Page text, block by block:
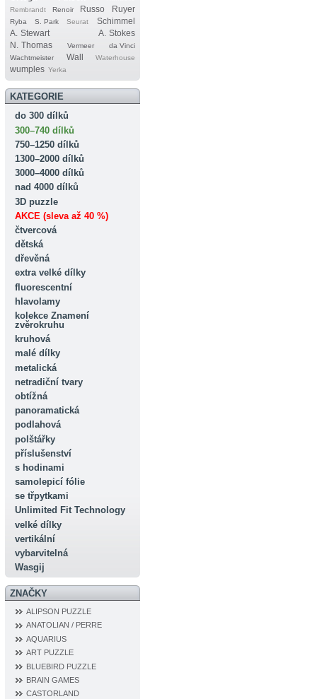
Rembrandt
Renoir Russo Ruyer
Ryba S. Park Seurat
Schimmel
A. Stewart
A. Stokes
N. Thomas
Vermeer
da Vinci
Wachtmeister
Wall Waterhouse
wumples Yerka
KATEGORIE
do 300 dílků
300–740 dílků
750–1250 dílků
1300–2000 dílků
3000–4000 dílků
nad 4000 dílků
3D puzzle
AKCE (sleva až 40 %)
čtvercová
dětská
dřevěná
extra velké dílky
fluorescentní
hlavolamy
kolekce Znamení
zvěrokruhu
kruhová
malé dílky
metalická
netradiční tvary
obtížná
panoramatická
podlahová
polštářky
příslušenství
s hodinami
samolepicí fólie
se třpytkami
Unlimited Fit Technology
velké dílky
vertikální
vybarvitelná
Wasgij
ZNAČKY
ALIPSON PUZZLE
ANATOLIAN / PERRE
AQUARIUS
ART PUZZLE
BLUEBIRD PUZZLE
BRAIN GAMES
CASTORLAND